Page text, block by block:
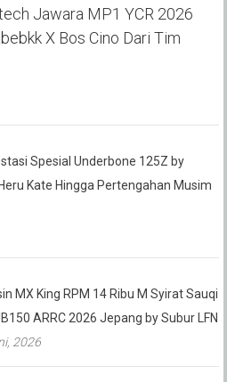
Jawara MP1 YCR 2026
X Bos Cino Dari Tim
Spesial Underbone 125Z by
Kate Hingga Pertengahan Musim
MX King RPM 14 Ribu M Syirat Sauqi
ARRC 2026 Jepang by Subur LFN
2026